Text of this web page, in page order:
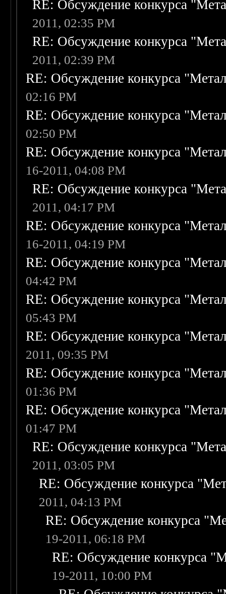
RE: Обсуждение конкурса
2011, 02:35 PM
RE: Обсуждение конкурса
2011, 02:39 PM
RE: Обсуждение конкурса
02:16 PM
RE: Обсуждение конкурса
02:50 PM
RE: Обсуждение конкурса
16-2011, 04:08 PM
RE: Обсуждение конкурса
2011, 04:17 PM
RE: Обсуждение конкурса
16-2011, 04:19 PM
RE: Обсуждение конкурса
04:42 PM
RE: Обсуждение конкурса
05:43 PM
RE: Обсуждение конкурса
2011, 09:35 PM
RE: Обсуждение конкурса
01:36 PM
RE: Обсуждение конкурса
01:47 PM
RE: Обсуждение конкурса
2011, 03:05 PM
RE: Обсуждение конкурса
2011, 04:13 PM
RE: Обсуждение конкурса
19-2011, 06:18 PM
RE: Обсуждение конкурса
19-2011, 10:00 PM